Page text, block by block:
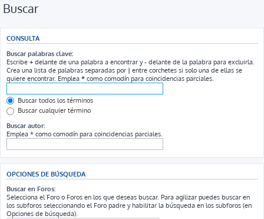
Buscar
CONSULTA
Buscar palabras clave:
Escribe + delante de una palabra a encontrar y- delante de la palabra para excluirla.
Crea una lista de palabras separadas por | entre corchetes si solo una de ellas se
quiere encontrar. Emplea * como comodín para coincidencias parciales.
Buscar todos los términos
Buscar cualquier término
Buscar autor:
Emplea * como comodín para coincidencias parciales.
OPCIONES DE BÚSQUEDA
Buscar en Foros:
Selecciona el Foro o Foros en los que deseas buscar. Para agilizar puedes buscar en
los subforos seleccionando el Foro padre y habilitar la búsqueda en los subforos (en
Opciones de búsqueda).